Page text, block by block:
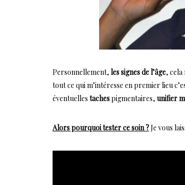
Personnellement, les signes de l’âge, cela
tout ce qui m’intéresse en premier lieu
éventuelles tachespigmentaires, unifier
Alors pourquoi tester ce soin ?Je vous